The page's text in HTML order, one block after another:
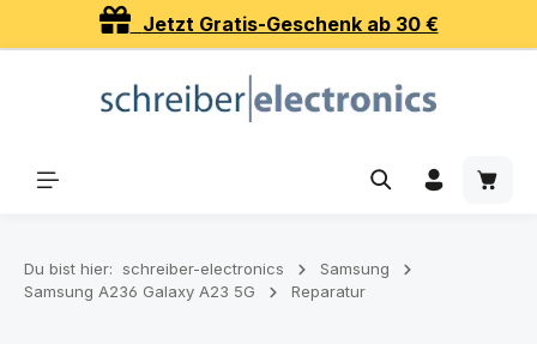
Zum Hauptinhalt springenJetzt Gratis-Geschenk ab 30 €
Du bist hier: schreiber-electronics
Samsung
Samsung A236 Galaxy A23 5G
Reparatur